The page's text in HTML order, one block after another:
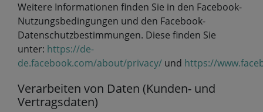
Weitere Informationen finden Sie in den Facebook-
Nutzungsbedingungen und den Facebook-
Datenschutzbestimmungen. Diese finden Sie
unter: https://de-
de.facebook.com/about/privacy/ und https://
Verarbeiten von Daten (Kunden- und
Vertragsdaten)